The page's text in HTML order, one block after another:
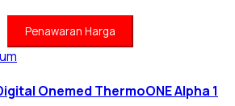
Penawaran Harga
Onemed ThermoONE Alpha 1